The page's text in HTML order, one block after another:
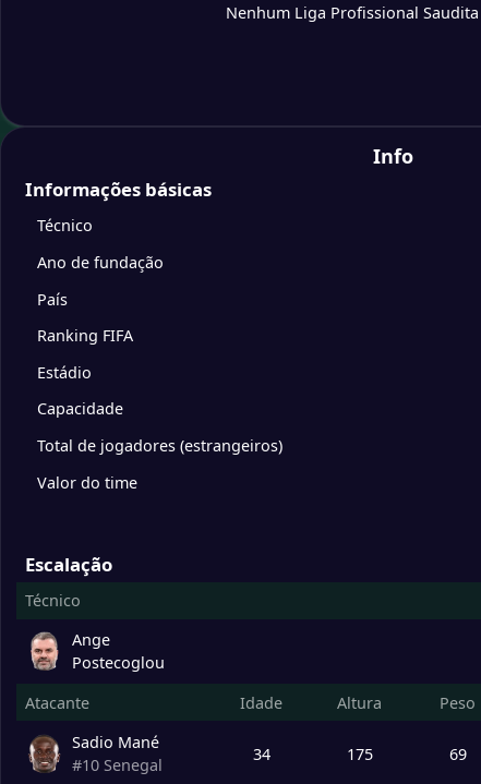
Nenhum Liga Profissional
Info
Informações básicas
Técnico
Ano de fundação
País
Ranking FIFA
Estádio
Capacidade
Total de jogadores (estrangeiros)
Valor do time
Escalação
Técnico
Ange
Postecoglou
Atacante
Idade Altura Peso
Sadio Mané
#10 Senegal
34 175 69